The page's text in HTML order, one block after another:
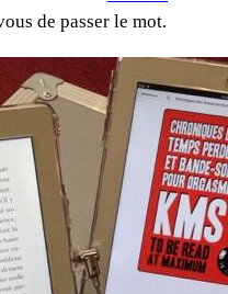
de passer le mot.